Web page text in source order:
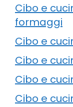
Cibo e
formaggi
Cibo e
Cibo e
Cibo e
Cibo e